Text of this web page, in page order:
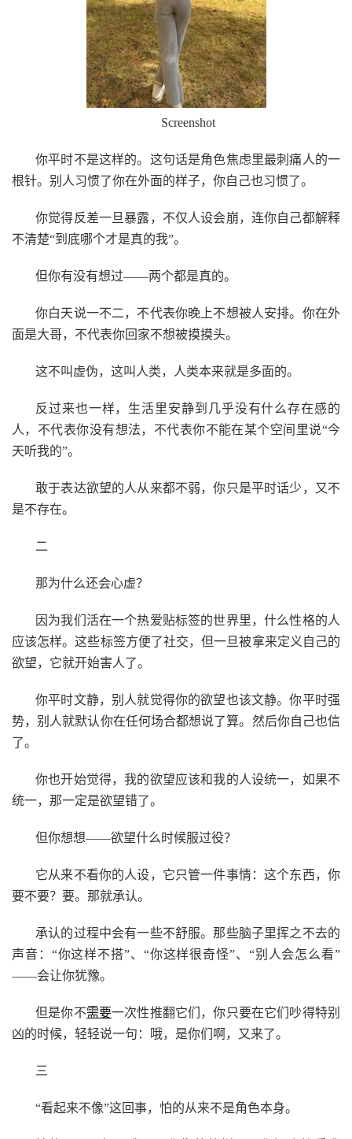
Screenshot
你平时不是这样的。这句话是角色焦虑里最刺痛人的一
根针。别人习惯了你在外面的样子，你自己也习惯了。
你觉得反差一旦暴露，不仅人设会崩，连你自己都解释
不清楚“到底哪个才是真的我”。
但你有没有想过——两个都是真的。
你白天说一不二，不代表你晚上不想被人安排。你在外
面是大哥，不代表你回家不想被摸摸头。
这不叫虚伪，这叫人类，人类本来就是多面的。
反过来也一样，生活里安静到几乎没有什么存在感的
人，不代表你没有想法，不代表你不能在某个空间里说“今
天听我的”。
敢于表达欲望的人从来都不弱，你只是平时话少，又不
是不存在。
二
那为什么还会心虚？
因为我们活在一个热爱贴标签的世界里，什么性格的人
应该怎样。这些标签方便了社交，但一旦被拿来定义自己的
欲望，它就开始害人了。
你平时文静，别人就觉得你的欲望也该文静。你平时强
势，别人就默认你在任何场合都想说了算。然后你自己也信
了。
你也开始觉得，我的欲望应该和我的人设统一，如果不
统一，那一定是欲望错了。
但你想想——欲望什么时候服过役？
它从来不看你的人设，它只管一件事情：这个东西，你
要不要？要。那就承认。
承认的过程中会有一些不舒服。那些脑子里挥之不去的
声音：“你这样不搭”、“你这样很奇怪”、“别人会怎么看”
——会让你犹豫。
但是你不需要一次性推翻它们，你只要在它们吵得特别
凶的时候，轻轻说一句：哦，是你们啊，又来了。
三
“看起来不像”这回事，怕的从来不是角色本身。